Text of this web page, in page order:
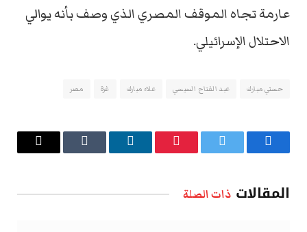
عارمة تجاه الموقف المصري الذي وصف بأنه يوالي
الاحتلال الإسرائيلي.
حسني مبارك عبد الفتاح السيسي علاء مبارك غزة مصر
فيسبوك تويتر بينتيريستلينكدإن Tumblr
البريد
المقالات ذات الصلة